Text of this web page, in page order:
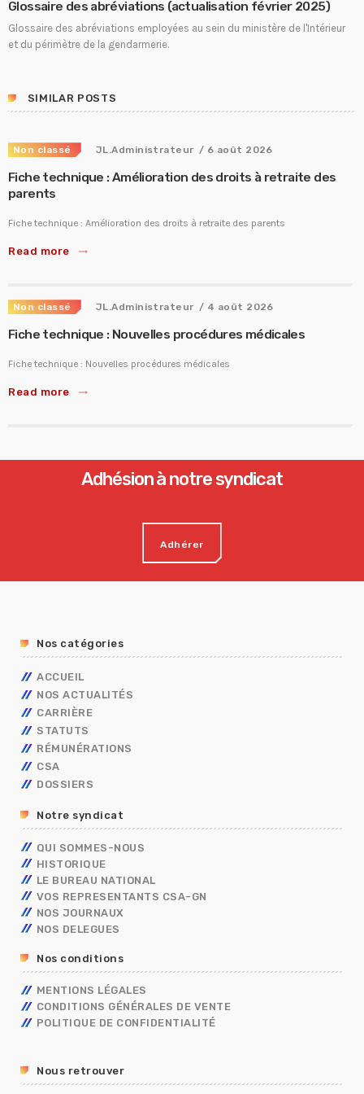
Glossaire des abréviations (actualisation février 2025)
Glossaire des abréviations employées au sein du ministère de l'Intérieur
et du périmètre de la gendarmerie.
SIMILAR POSTS
Non classé JL.Administrateur / 6 août 2026
Fiche technique : Amélioration des droits à retraite des
parents
Fiche technique : Amélioration des droits à retraite des parents
Read more trending_flat
Non classé JL.Administrateur / 4 août 2026
Fiche technique : Nouvelles procédures médicales
Fiche technique : Nouvelles procédures médicales
Read more trending_flat
Adhésion à notre syndicat
Adhérer
Nos catégories
ACCUEIL
NOS ACTUALITÉS
CARRIÈRE
AVANCEMENT
TECHNIQUES
OUVRIER DE L’ETAT
MOBILITÉ
CAP
CONCOURS/EXAMENS
STATUTS
FONCTIONNAIRES
ADMINISTRATIFS
OUVRIER DE L’ETAT
CONTRACTUELS
ASSISTANT DE SERVICE SOCIAL
RÉMUNÉRATIONS
CALENDRIER DE PAYE
GRILLES INDICIAIRES
PRIMES
ISS
CSA
GENDARMERIE
DOSSIERS
ELECTIONS PRO 2026
CONGÉS
DIALOGUE SOCIAL
ENTRETIEN PROFESSIONNEL
RÈGLEMENTS INTÉRIEURS
TÉLÉTRAVAIL
TEMPS DE TRAVAIL EN GENDARMERIE
FORMATION
R13
COVID19
Notre syndicat
QUI SOMMES-NOUS
HISTORIQUE
LE BUREAU NATIONAL
VOS REPRESENTANTS CSA-GN
NOS JOURNAUX
NOS DELEGUES
Nos conditions
MENTIONS LÉGALES
CONDITIONS GÉNÉRALES DE VENTE
POLITIQUE DE CONFIDENTIALITÉ
Nous retrouver